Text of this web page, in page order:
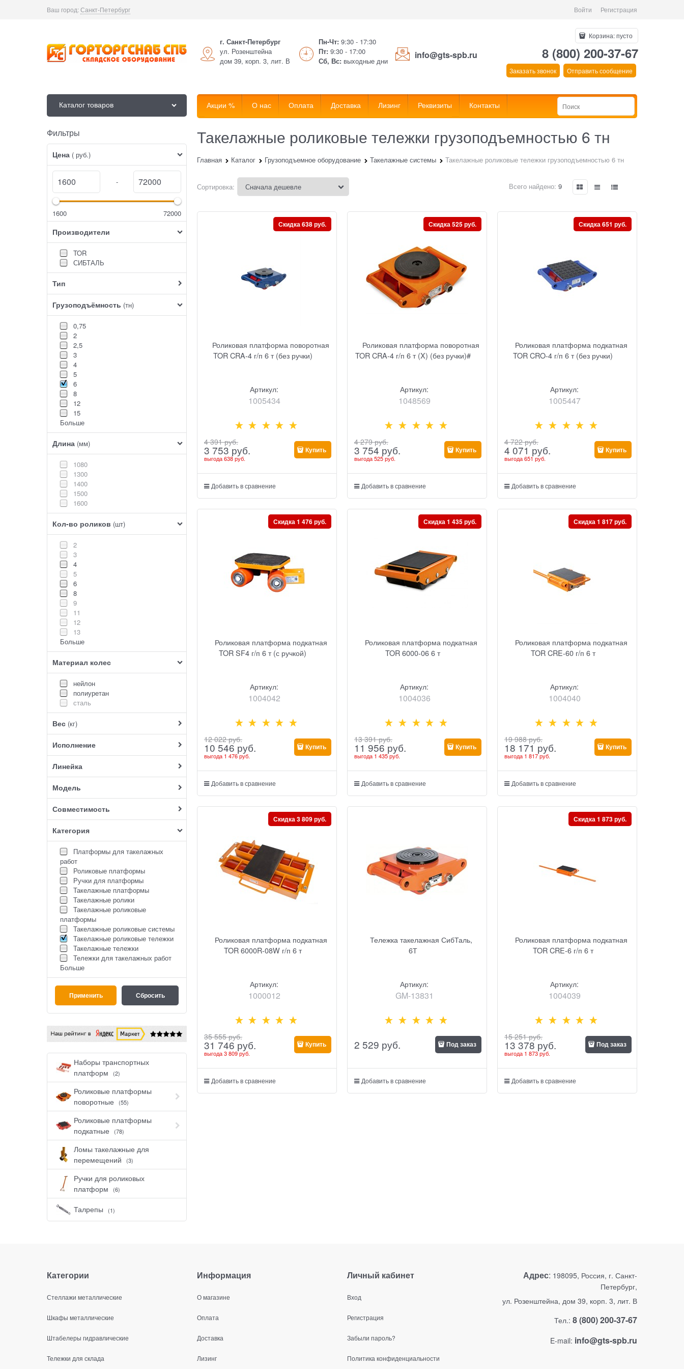
Ваш город:Санкт-Петербург Войти Регистрация
г. Санкт-Петербург
ул. Розенштейна
дом 39, корп. 3, лит. В
Пн-Чт: 9:30 - 17:30
Пт: 9:30 - 17:00
Сб, Вс: выходные дни
info@gts-spb.ru
Корзина:пусто
8 (800) 200-37-67
Заказать звонок Отправить сообщение
Каталог товаров Акции % О нас Оплата Доставка Лизинг Реквизиты Контакты
Наборы транспортных
платформ
(2)
Роликовые платформы
поворотные
(55)
Роликовые платформы
подкатные
(78)
Ломы такелажные для
перемещений
(3)
Ручки для роликовых
платформ
(6)
Талрепы (1)
Фильтры
Цена ( руб.)
-
1600 72000
Производители
TOR
СИБТАЛЬ
Тип
Грузоподъёмность (тн)
0,75
2
2,5
3
4
5
6
8
12
15
Больше
Длина (мм)
1080
1300
1400
1500
1600
Кол-во роликов (шт)
2
3
4
5
6
8
9
11
12
13
Больше
Материал колес
нейлон
полиуретан
сталь
Вес (кг)
Исполнение
Линейка
Модель
Совместимость
Категория
Платформы для такелажных
работ
Роликовые платформы
Ручки для платформы
Такелажные платформы
Такелажные ролики
Такелажные роликовые
платформы
Такелажные роликовые системы
Такелажные роликовые тележки
Такелажные тележки
Тележки для такелажных работ
Больше
Найдено товаров: Такелажные роликовые тележки грузоподъемностью 6 тн
Главная Каталог Грузоподъемное оборудование Такелажные системы Такелажные роликовые тележки грузоподъемностью 6 тн
Сортировка: Всего найдено: 9
Роликовая платформа поворотная
TOR CRA-4 г/п 6 т (без ручки)
Артикул:
1005434
Скидка 638 руб.
4 391 руб.
3 753 руб.
выгода638 руб.
Купить
Добавить в сравнение
Роликовая платформа поворотная
TOR CRA-4 г/п 6 т (X) (без ручки)#
Артикул:
1048569
Скидка 525 руб.
4 279 руб.
3 754 руб.
выгода525 руб.
Купить
Добавить в сравнение
Роликовая платформа подкатная
TOR CRO-4 г/п 6 т (без ручки)
Артикул:
1005447
Скидка 651 руб.
4 722 руб.
4 071 руб.
выгода651 руб.
Купить
Добавить в сравнение
Роликовая платформа подкатная
TOR SF4 г/п 6 т (с ручкой)
Артикул:
1004042
Скидка 1 476 руб.
12 022 руб.
10 546 руб.
выгода 1 476 руб.
Купить
Добавить в сравнение
Роликовая платформа подкатная
TOR 6000-06 6 т
Артикул:
1004036
Скидка 1 435 руб.
13 391 руб.
11 956 руб.
выгода 1 435 руб.
Купить
Добавить в сравнение
Роликовая платформа подкатная
TOR CRE-60 г/п 6 т
Артикул:
1004040
Скидка 1 817 руб.
19 988 руб.
18 171 руб.
выгода 1 817 руб.
Купить
Добавить в сравнение
Роликовая платформа подкатная
TOR 6000R-08W г/п 6 т
Артикул:
1000012
Скидка 3 809 руб.
35 555 руб.
31 746 руб.
выгода3 809 руб.
Купить
Добавить в сравнение
Тележка такелажная СибТаль,
6Т
Артикул:
GM-13831
2 529 руб. Под заказ
Добавить в сравнение
Роликовая платформа подкатная
TOR CRE-6 г/п 6 т
Артикул:
1004039
Скидка 1 873 руб.
15 251 руб.
13 378 руб.
выгода 1 873 руб.
Под заказ
Добавить в сравнение
Категории
Стеллажи металлические
Шкафы металлические
Штабелеры гидравлические
Тележки для склада
Информация
О магазине
Оплата
Доставка
Лизинг
Личный кабинет
Вход
Регистрация
Забыли пароль?
Политика конфиденциальности
Адрес: 198095, Россия, г. Санкт-
Петербург,
ул. Розенштейна, дом 39, корп. 3, лит. В
Тел.: 8 (800) 200-37-67
E-mail: info@gts-spb.ru